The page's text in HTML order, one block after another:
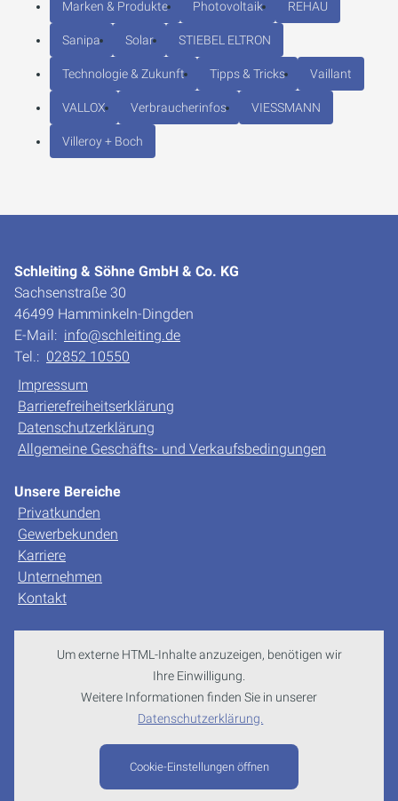
Marken & Produkte Photovoltaik REHAU
Sanipa Solar STIEBEL ELTRON
Technologie & Zukunft Tipps & Tricks Vaillant
VALLOX Verbraucherinfos VIESSMANN
Villeroy + Boch
Schleiting & Söhne GmbH & Co. KG
Sachsenstraße 30
46499 Hamminkeln-Dingden
E-Mail: info@schleiting.de
Tel.: 02852 10550
Impressum
Barrierefreiheitserklärung
Datenschutzerklärung
Allgemeine Geschäfts- und Verkaufsbedingungen
Unsere Bereiche
Privatkunden
Gewerbekunden
Karriere
Unternehmen
Kontakt
Um externe HTML-Inhalte anzuzeigen, benötigen wir
Ihre Einwilligung.
Weitere Informationen finden Sie in unserer
Datenschutzerklärung.
Cookie-Einstellungen öffnen